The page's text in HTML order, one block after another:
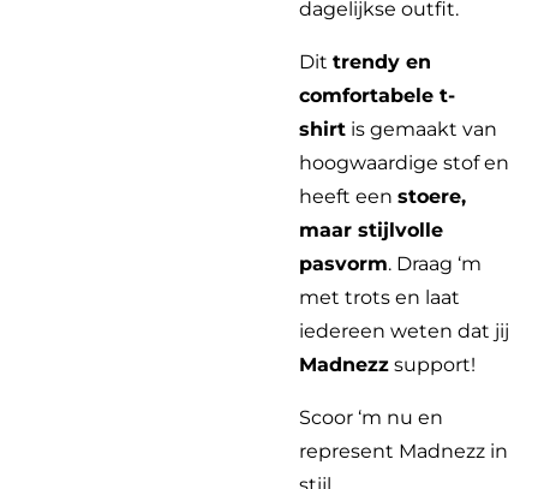
dagelijkse outfit.
Dit trendy en
comfortabele t-
shirt is gemaakt van
hoogwaardige stof en
heeft een stoere,
maar stijlvolle
pasvorm. Draag ‘m
met trots en laat
iedereen weten dat jij
Madnezz support!
Scoor ‘m nu en
represent Madnezz in